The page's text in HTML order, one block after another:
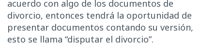
acuerdo con algo de los documentos de
divorcio, entonces tendrá la oportunidad de
presentar documentos contando su versión,
esto se llama “disputar el divorcio”.